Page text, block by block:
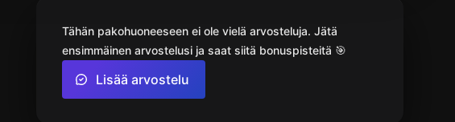
Tähän pakohuoneeseen ei ole vielä arvosteluja. Jätä
ensimmäinen arvostelusi ja saat siitä bonuspisteitä 🎯
Lisää arvostelu